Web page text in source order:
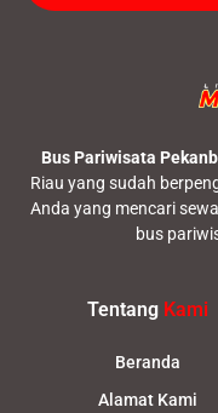
Bus Pariwisata
Riau yang sudah
Anda yang mencari
bus
Tentang Kami
Beranda
Alamat Kami